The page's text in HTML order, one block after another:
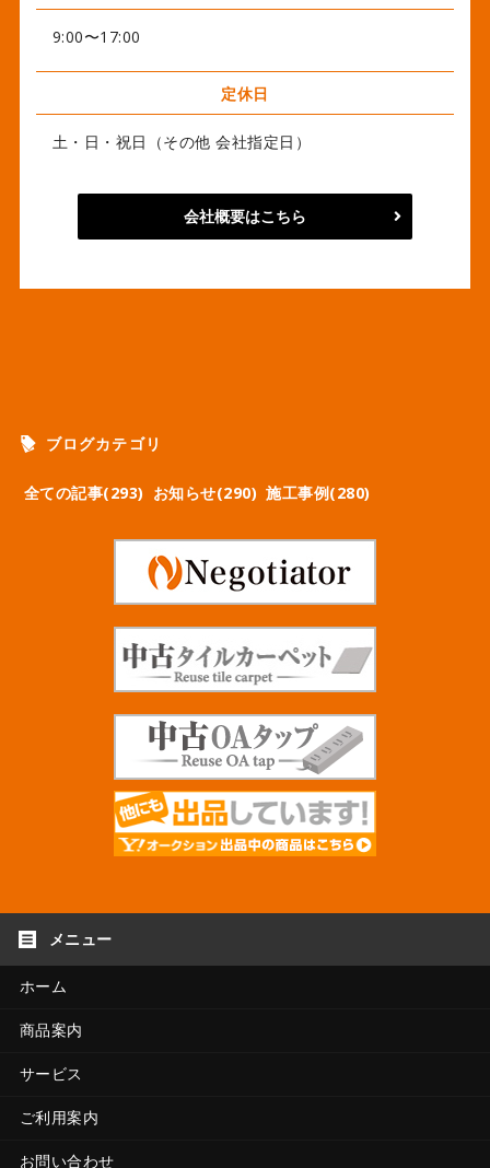
9:00〜17:00
定休日
土・日・祝日（その他 会社指定日）
会社概要はこちら
ブログカテゴリ
全ての記事(293) お知らせ(290) 施工事例(280)
ホーム
商品案内
サービス
ご利用案内
お問い合わせ